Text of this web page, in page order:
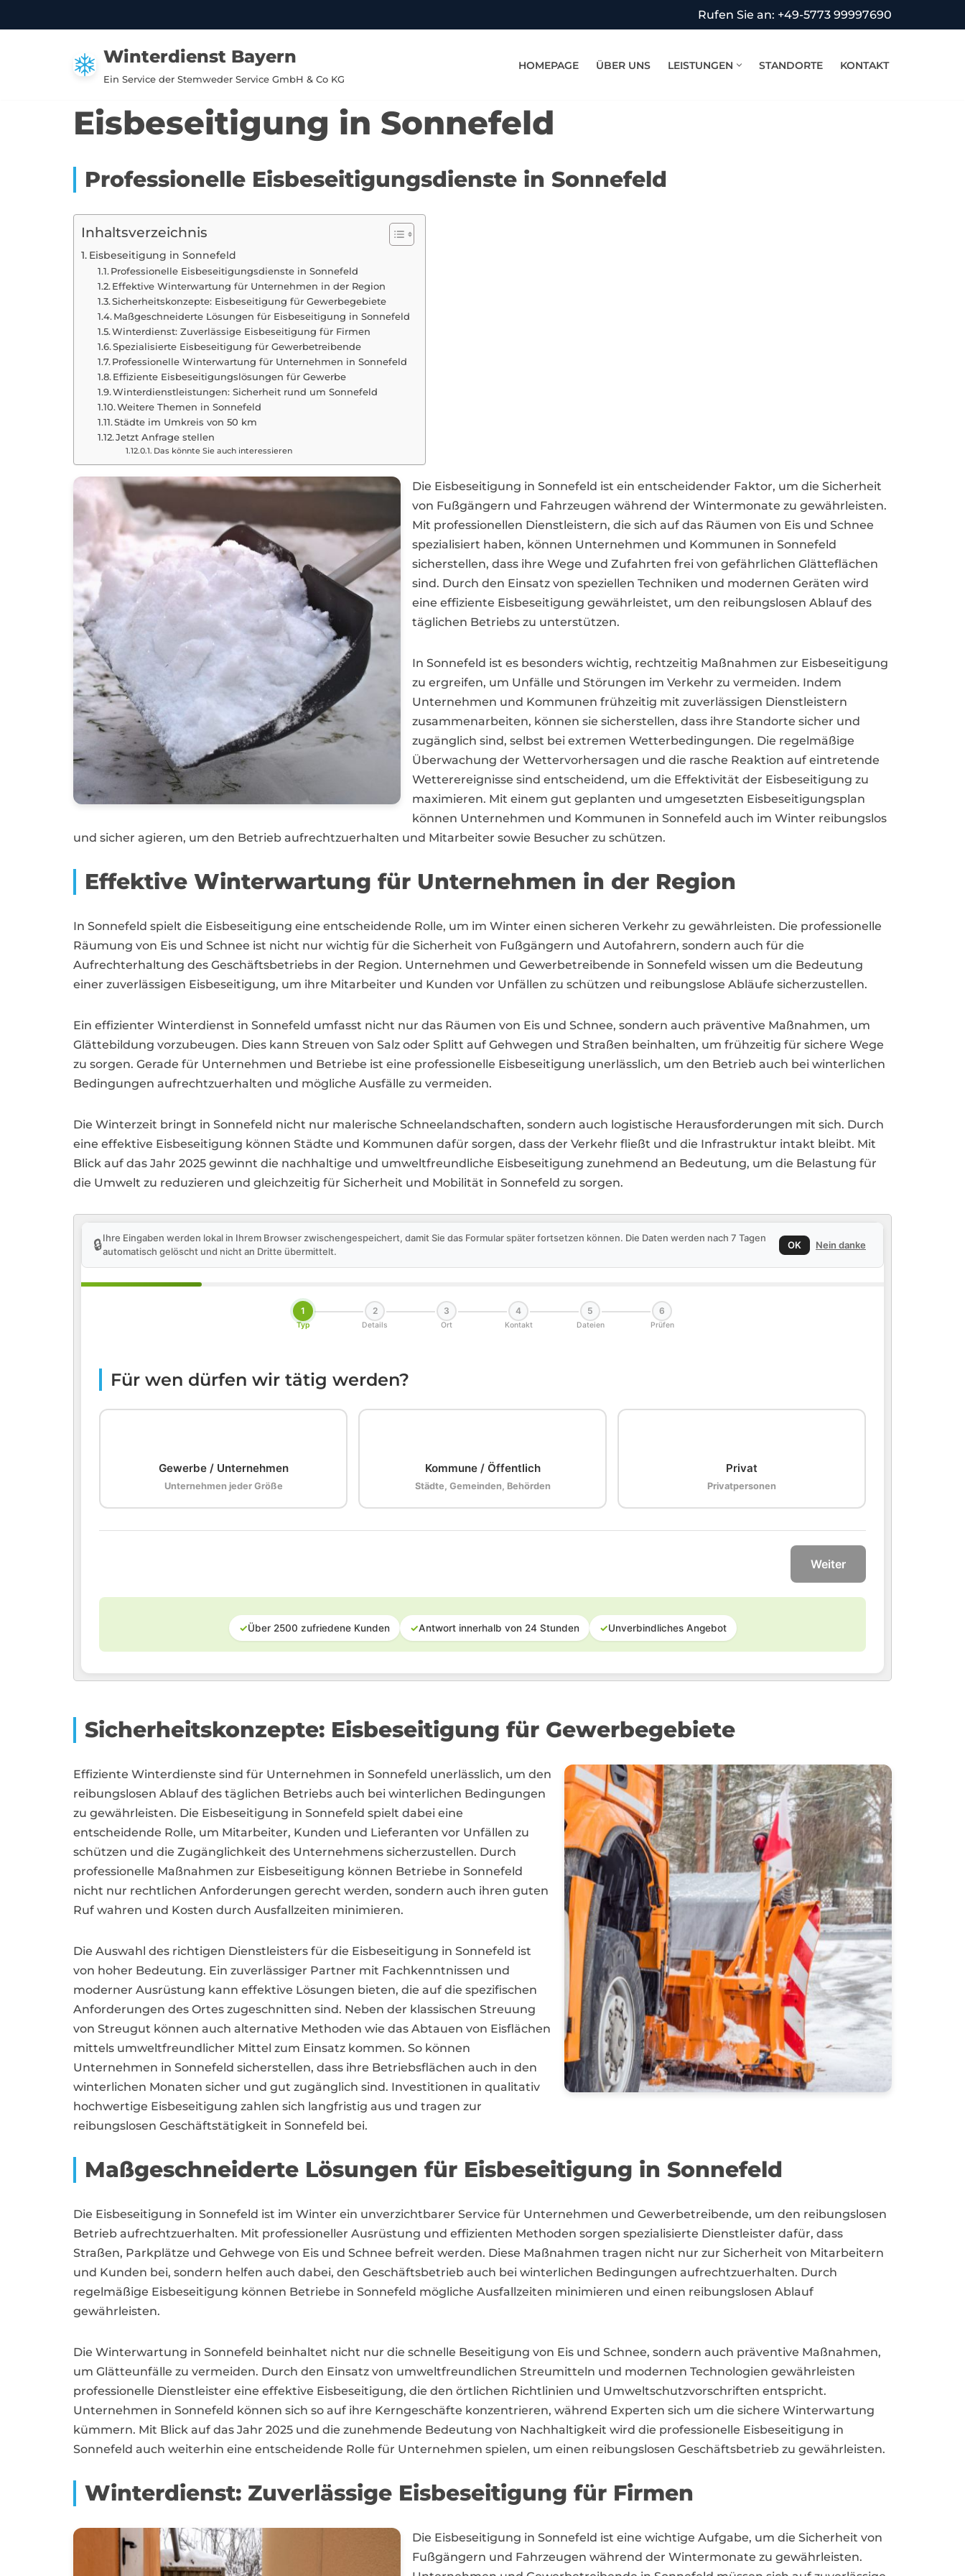
Rufen Sie an: +49-5773 99997690
Winterdienst Bayern
Ein Service der Stemweder Service GmbH & Co KG
HOMEPAGE ÜBER UNS LEISTUNGEN STANDORTE KONTAKT
Eisbeseitigung in Sonnefeld
Professionelle Eisbeseitigungsdienste in Sonnefeld
Inhaltsverzeichnis
Eisbeseitigung in Sonnefeld
Professionelle Eisbeseitigungsdienste in Sonnefeld
Effektive Winterwartung für Unternehmen in der Region
Sicherheitskonzepte: Eisbeseitigung für Gewerbegebiete
Maßgeschneiderte Lösungen für Eisbeseitigung in Sonnefeld
Winterdienst: Zuverlässige Eisbeseitigung für Firmen
Spezialisierte Eisbeseitigung für Gewerbetreibende
Professionelle Winterwartung für Unternehmen in Sonnefeld
Effiziente Eisbeseitigungslösungen für Gewerbe
Winterdienstleistungen: Sicherheit rund um Sonnefeld
Weitere Themen in Sonnefeld
Städte im Umkreis von 50 km
Jetzt Anfrage stellen
Das könnte Sie auch interessieren
Die Eisbeseitigung in Sonnefeld ist ein entscheidender Faktor, um die Sicherheit
von Fußgängern und Fahrzeugen während der Wintermonate zu gewährleisten.
Mit professionellen Dienstleistern, die sich auf das Räumen von Eis und Schnee
spezialisiert haben, können Unternehmen und Kommunen in Sonnefeld
sicherstellen, dass ihre Wege und Zufahrten frei von gefährlichen Glätteflächen
sind. Durch den Einsatz von speziellen Techniken und modernen Geräten wird
eine effiziente Eisbeseitigung gewährleistet, um den reibungslosen Ablauf des
täglichen Betriebs zu unterstützen.
In Sonnefeld ist es besonders wichtig, rechtzeitig Maßnahmen zur Eisbeseitigung
zu ergreifen, um Unfälle und Störungen im Verkehr zu vermeiden. Indem
Unternehmen und Kommunen frühzeitig mit zuverlässigen Dienstleistern
zusammenarbeiten, können sie sicherstellen, dass ihre Standorte sicher und
zugänglich sind, selbst bei extremen Wetterbedingungen. Die regelmäßige
Überwachung der Wettervorhersagen und die rasche Reaktion auf eintretende
Wetterereignisse sind entscheidend, um die Effektivität der Eisbeseitigung zu
maximieren. Mit einem gut geplanten und umgesetzten Eisbeseitigungsplan
können Unternehmen und Kommunen in Sonnefeld auch im Winter reibungslos
und sicher agieren, um den Betrieb aufrechtzuerhalten und Mitarbeiter sowie Besucher zu schützen.
Effektive Winterwartung für Unternehmen in der Region
In Sonnefeld spielt die Eisbeseitigung eine entscheidende Rolle, um im Winter einen sicheren Verkehr zu gewährleisten. Die professionelle
Räumung von Eis und Schnee ist nicht nur wichtig für die Sicherheit von Fußgängern und Autofahrern, sondern auch für die
Aufrechterhaltung des Geschäftsbetriebs in der Region. Unternehmen und Gewerbetreibende in Sonnefeld wissen um die Bedeutung
einer zuverlässigen Eisbeseitigung, um ihre Mitarbeiter und Kunden vor Unfällen zu schützen und reibungslose Abläufe sicherzustellen.
Ein effizienter Winterdienst in Sonnefeld umfasst nicht nur das Räumen von Eis und Schnee, sondern auch präventive Maßnahmen, um
Glättebildung vorzubeugen. Dies kann Streuen von Salz oder Splitt auf Gehwegen und Straßen beinhalten, um frühzeitig für sichere Wege
zu sorgen. Gerade für Unternehmen und Betriebe ist eine professionelle Eisbeseitigung unerlässlich, um den Betrieb auch bei winterlichen
Bedingungen aufrechtzuerhalten und mögliche Ausfälle zu vermeiden.
Die Winterzeit bringt in Sonnefeld nicht nur malerische Schneelandschaften, sondern auch logistische Herausforderungen mit sich. Durch
eine effektive Eisbeseitigung können Städte und Kommunen dafür sorgen, dass der Verkehr fließt und die Infrastruktur intakt bleibt. Mit
Blick auf das Jahr 2025 gewinnt die nachhaltige und umweltfreundliche Eisbeseitigung zunehmend an Bedeutung, um die Belastung für
die Umwelt zu reduzieren und gleichzeitig für Sicherheit und Mobilität in Sonnefeld zu sorgen.
🔒Ihre Eingaben werden lokal in Ihrem Browser zwischengespeichert, damit Sie das Formular später fortsetzen können. Die Daten werden nach 7 Tagen
automatisch gelöscht und nicht an Dritte übermittelt.
OK Nein danke
1
Typ
2
Details
3
Ort
4
Kontakt
5
Dateien
6
Prüfen
Für wen dürfen wir tätig werden?
Gewerbe / Unternehmen
Unternehmen jeder Größe
Kommune / Öffentlich
Städte, Gemeinden, Behörden
Privat
Privatpersonen
Weiter
✓Über 2500 zufriedene Kunden ✓Antwort innerhalb von 24 Stunden ✓Unverbindliches Angebot
Sicherheitskonzepte: Eisbeseitigung für Gewerbegebiete
Effiziente Winterdienste sind für Unternehmen in Sonnefeld unerlässlich, um den
reibungslosen Ablauf des täglichen Betriebs auch bei winterlichen Bedingungen
zu gewährleisten. Die Eisbeseitigung in Sonnefeld spielt dabei eine
entscheidende Rolle, um Mitarbeiter, Kunden und Lieferanten vor Unfällen zu
schützen und die Zugänglichkeit des Unternehmens sicherzustellen. Durch
professionelle Maßnahmen zur Eisbeseitigung können Betriebe in Sonnefeld
nicht nur rechtlichen Anforderungen gerecht werden, sondern auch ihren guten
Ruf wahren und Kosten durch Ausfallzeiten minimieren.
Die Auswahl des richtigen Dienstleisters für die Eisbeseitigung in Sonnefeld ist
von hoher Bedeutung. Ein zuverlässiger Partner mit Fachkenntnissen und
moderner Ausrüstung kann effektive Lösungen bieten, die auf die spezifischen
Anforderungen des Ortes zugeschnitten sind. Neben der klassischen Streuung
von Streugut können auch alternative Methoden wie das Abtauen von Eisflächen
mittels umweltfreundlicher Mittel zum Einsatz kommen. So können
Unternehmen in Sonnefeld sicherstellen, dass ihre Betriebsflächen auch in den
winterlichen Monaten sicher und gut zugänglich sind. Investitionen in qualitativ
hochwertige Eisbeseitigung zahlen sich langfristig aus und tragen zur
reibungslosen Geschäftstätigkeit in Sonnefeld bei.
Maßgeschneiderte Lösungen für Eisbeseitigung in Sonnefeld
Die Eisbeseitigung in Sonnefeld ist im Winter ein unverzichtbarer Service für Unternehmen und Gewerbetreibende, um den reibungslosen
Betrieb aufrechtzuerhalten. Mit professioneller Ausrüstung und effizienten Methoden sorgen spezialisierte Dienstleister dafür, dass
Straßen, Parkplätze und Gehwege von Eis und Schnee befreit werden. Diese Maßnahmen tragen nicht nur zur Sicherheit von Mitarbeitern
und Kunden bei, sondern helfen auch dabei, den Geschäftsbetrieb auch bei winterlichen Bedingungen aufrechtzuerhalten. Durch
regelmäßige Eisbeseitigung können Betriebe in Sonnefeld mögliche Ausfallzeiten minimieren und einen reibungslosen Ablauf
gewährleisten.
Die Winterwartung in Sonnefeld beinhaltet nicht nur die schnelle Beseitigung von Eis und Schnee, sondern auch präventive Maßnahmen,
um Glätteunfälle zu vermeiden. Durch den Einsatz von umweltfreundlichen Streumitteln und modernen Technologien gewährleisten
professionelle Dienstleister eine effektive Eisbeseitigung, die den örtlichen Richtlinien und Umweltschutzvorschriften entspricht.
Unternehmen in Sonnefeld können sich so auf ihre Kerngeschäfte konzentrieren, während Experten sich um die sichere Winterwartung
kümmern. Mit Blick auf das Jahr 2025 und die zunehmende Bedeutung von Nachhaltigkeit wird die professionelle Eisbeseitigung in
Sonnefeld auch weiterhin eine entscheidende Rolle für Unternehmen spielen, um einen reibungslosen Geschäftsbetrieb zu gewährleisten.
Winterdienst: Zuverlässige Eisbeseitigung für Firmen
Die Eisbeseitigung in Sonnefeld ist eine wichtige Aufgabe, um die Sicherheit von
Fußgängern und Fahrzeugen während der Wintermonate zu gewährleisten.